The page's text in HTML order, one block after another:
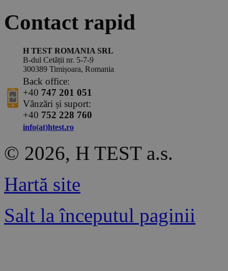
Contact rapid
H TEST ROMANIA SRL
B-dul Cetății nr. 5-7-9
300389 Timișoara, Romania
Back office:
+40 747 201 051
Vânzări și suport:
+40 752 228 760
info(at)htest.ro
© 2026, H TEST a.s.
Hartă site
Salt la începutul paginii